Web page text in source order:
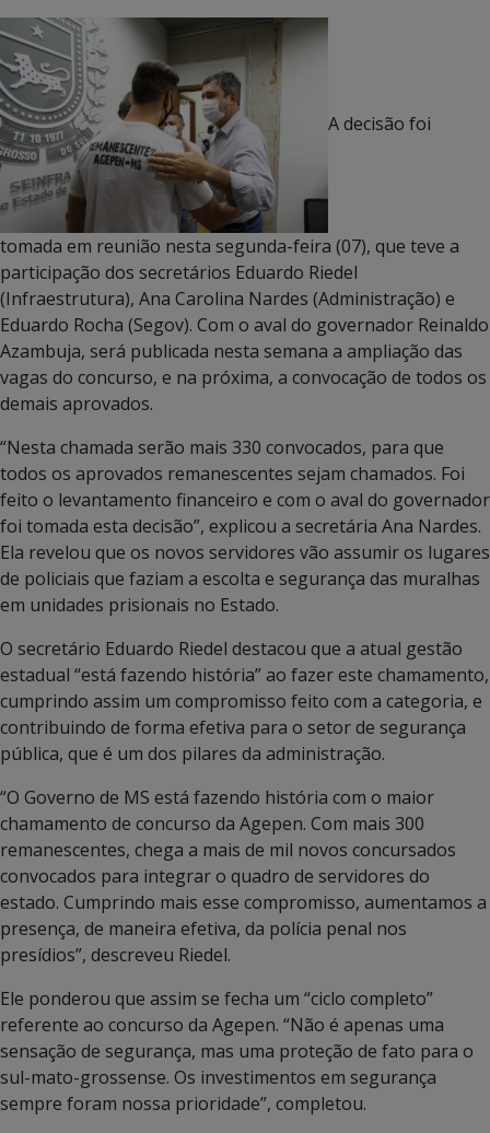
A decisão foi
tomada em reunião nesta segunda-feira (07), que teve a
participação dos secretários Eduardo Riedel
(Infraestrutura), Ana Carolina Nardes (Administração) e
Eduardo Rocha (Segov). Com o aval do governador Reinaldo
Azambuja, será publicada nesta semana a ampliação das
vagas do concurso, e na próxima, a convocação de todos os
demais aprovados.
“Nesta chamada serão mais 330 convocados, para que
todos os aprovados remanescentes sejam chamados. Foi
feito o levantamento financeiro e com o aval do governador
foi tomada esta decisão”, explicou a secretária Ana Nardes.
Ela revelou que os novos servidores vão assumir os lugares
de policiais que faziam a escolta e segurança das muralhas
em unidades prisionais no Estado.
O secretário Eduardo Riedel destacou que a atual gestão
estadual “está fazendo história” ao fazer este chamamento,
cumprindo assim um compromisso feito com a categoria, e
contribuindo de forma efetiva para o setor de segurança
pública, que é um dos pilares da administração.
“O Governo de MS está fazendo história com o maior
chamamento de concurso da Agepen. Com mais 300
remanescentes, chega a mais de mil novos concursados
convocados para integrar o quadro de servidores do
estado. Cumprindo mais esse compromisso, aumentamos a
presença, de maneira efetiva, da polícia penal nos
presídios”, descreveu Riedel.
Ele ponderou que assim se fecha um “ciclo completo”
referente ao concurso da Agepen. “Não é apenas uma
sensação de segurança, mas uma proteção de fato para o
sul-mato-grossense. Os investimentos em segurança
sempre foram nossa prioridade”, completou.